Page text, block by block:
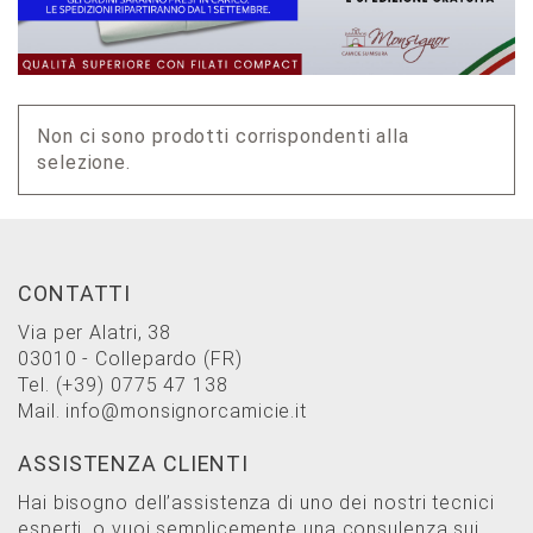
Non ci sono prodotti corrispondenti alla
selezione.
CONTATTI
Via per Alatri, 38
03010 - Collepardo (FR)
Tel. (+39) 0775 47 138
Mail. info@monsignorcamicie.it
ASSISTENZA CLIENTI
Hai bisogno dell’assistenza di uno dei nostri tecnici
esperti, o vuoi semplicemente una consulenza sui